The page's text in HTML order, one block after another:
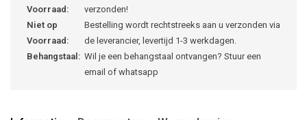
Voorraad:
verzonden!
Niet op
Voorraad:
Bestelling wordt rechtstreeks aan u verzonden via
de leverancier, levertijd 1-3 werkdagen.
Behangstaal: Wil je een behangstaal ontvangen? Stuur een
email of whatsapp